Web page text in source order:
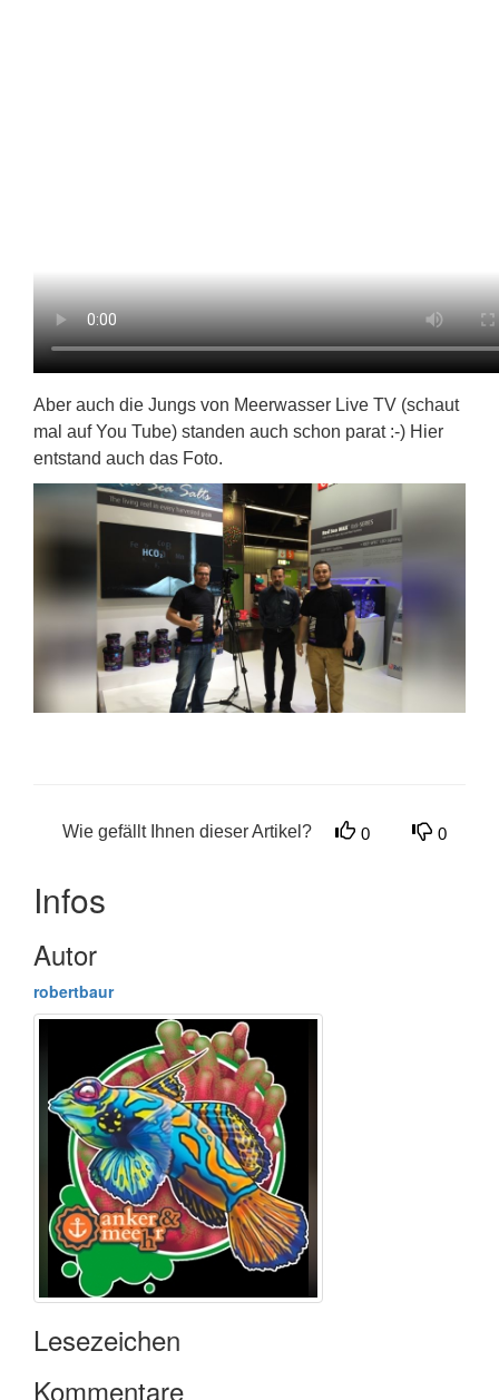
Aber auch die Jungs von Meerwasser Live TV (schaut
mal auf You Tube) standen auch schon parat :-) Hier
entstand auch das Foto.
Wie gefällt Ihnen dieser Artikel? 0 0
Infos
Autor
robertbaur
Lesezeichen
Kommentare